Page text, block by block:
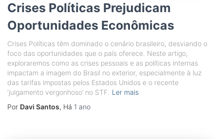
Crises Políticas Prejudicam
Oportunidades Econômicas
Crises Políticas têm dominado o cenário brasileiro, desviando o
foco das oportunidades que o país oferece. Neste artigo,
exploraremos como as crises pessoais e as políticas internas
impactam a imagem do Brasil no exterior, especialmente à luz
das tarifas impostas pelos Estados Unidos e o recente
‘julgamento vergonhoso’ no STF.
Ler mais
Por Davi Santos, Há 1 ano